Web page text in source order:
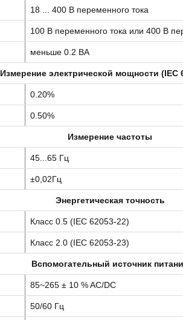
18 ... 400 В переменного тока
100 В переменного тока или 400 В
меньше 0.2 ВА
Измерение электрической мощности (IEC
0.20%
0.50%
Измерение частоты
45...65 Гц
±0,02Гц
Энергетическая точность
Класс 0.5 (IEC 62053-22)
Класс 2.0 (IEC 62053-23)
Вспомогательный источник
85~265 ± 10 % AC/DC
50/60 Гц